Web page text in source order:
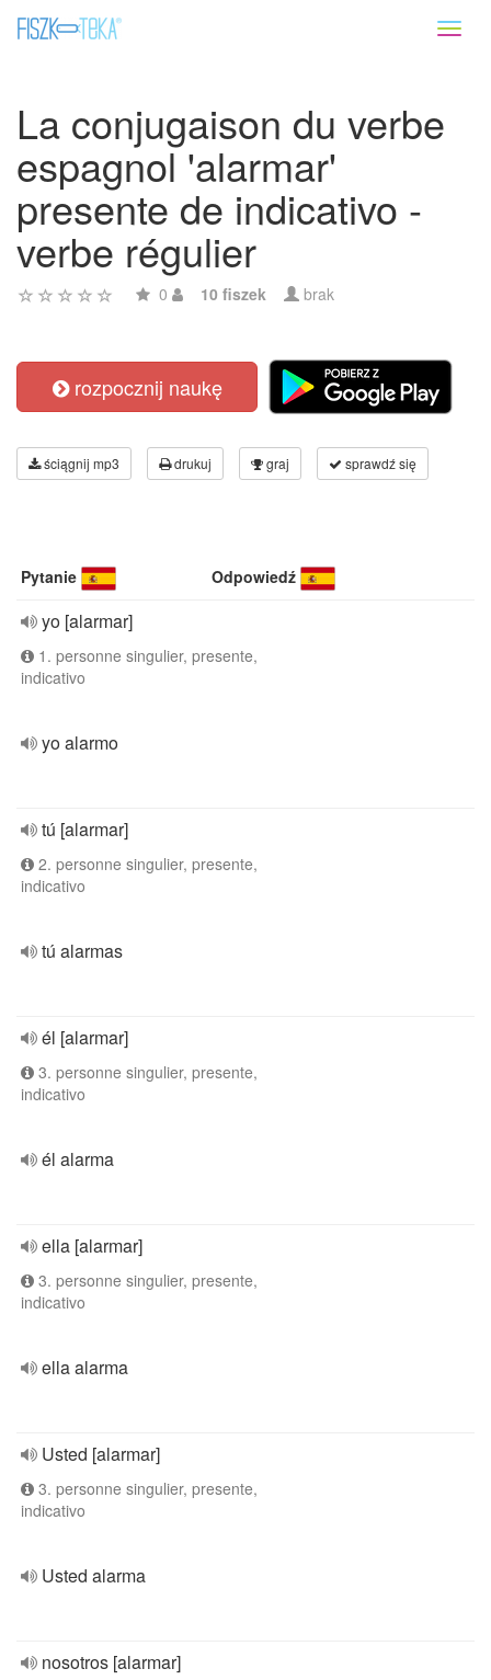
La conjugaison du verbe
espagnol 'alarmar'
presente de indicativo -
verbe régulier
0 10 fiszek brak
rozpocznij naukę
ściągnij mp3 drukuj graj sprawdź się
Pytanie Odpowiedź
yo [alarmar]
1. personne singulier, presente,
indicativo
yo alarmo
tú [alarmar]
2. personne singulier, presente,
indicativo
tú alarmas
él [alarmar]
3. personne singulier, presente,
indicativo
él alarma
ella [alarmar]
3. personne singulier, presente,
indicativo
ella alarma
Usted [alarmar]
3. personne singulier, presente,
indicativo
Usted alarma
nosotros [alarmar]